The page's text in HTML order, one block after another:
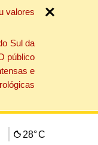
valores
Sul da
público
e
28°C